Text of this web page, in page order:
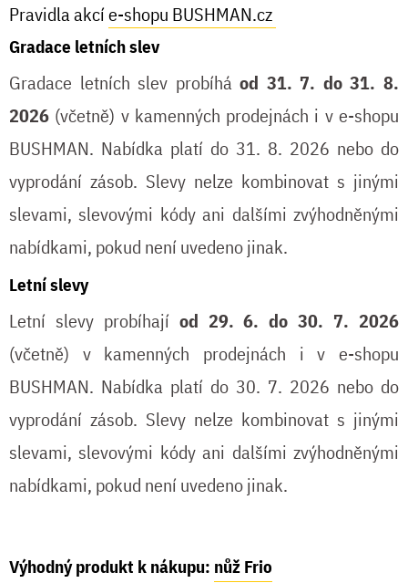
Pravidla akcíe-shopu BUSHMAN.cz
Gradace letních slev
Gradace letních slev probíháod 31. 7. do 31. 8.
2026 (včetně) v kamenných prodejnách i v e-shopu
BUSHMAN. Nabídka platí do 31. 8. 2026 nebo do
vyprodání zásob. Slevy nelze kombinovat s jinými
slevami, slevovými kódy ani dalšími zvýhodněnými
nabídkami, pokud není uvedeno jinak.
Letní slevy
Letní slevy probíhají od 29. 6. do 30. 7. 2026
(včetně) v kamenných prodejnách i v e-shopu
BUSHMAN. Nabídka platí do 30. 7. 2026 nebo do
vyprodání zásob. Slevy nelze kombinovat s jinými
slevami, slevovými kódy ani dalšími zvýhodněnými
nabídkami, pokud není uvedeno jinak.
Výhodný produkt k nákupu: nůž Frio